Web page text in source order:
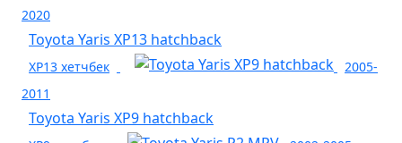
2020
Toyota Yaris XP13 hatchback
XP13 хетчбек
2005-
2011
Toyota Yaris XP9 hatchback